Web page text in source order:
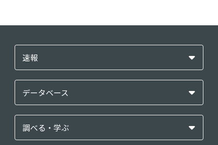
速報
データベース
調べる・学ぶ